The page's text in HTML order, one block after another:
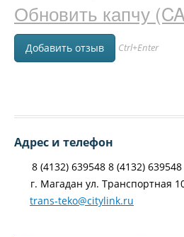
Обновить капчу
Ctrl+Enter
Адрес и телефон
8 (4132) 639548 8 (4132) 639548
г. Магадан ул. Транспортная
trans-teko@citylink.ru